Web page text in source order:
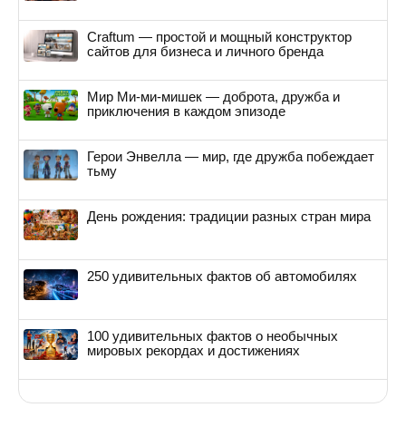
Craftum — простой и мощный конструктор
сайтов для бизнеса и личного бренда
Мир Ми-ми-мишек — доброта, дружба и
приключения в каждом эпизоде
Герои Энвелла — мир, где дружба побеждает
тьму
День рождения: традиции разных стран мира
250 удивительных фактов об автомобилях
100 удивительных фактов о необычных
мировых рекордах и достижениях